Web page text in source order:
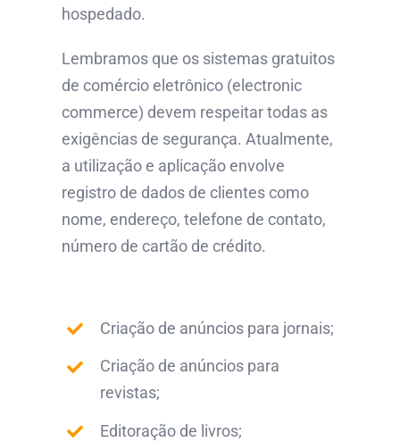
hospedado.
Lembramos que os sistemas gratuitos
de comércio eletrônico (electronic
commerce) devem respeitar todas as
exigências de segurança. Atualmente,
a utilização e aplicação envolve
registro de dados de clientes como
nome, endereço, telefone de contato,
número de cartão de crédito.
Criação de anúncios para jornais;
Criação de anúncios para
revistas;
Editoração de livros;